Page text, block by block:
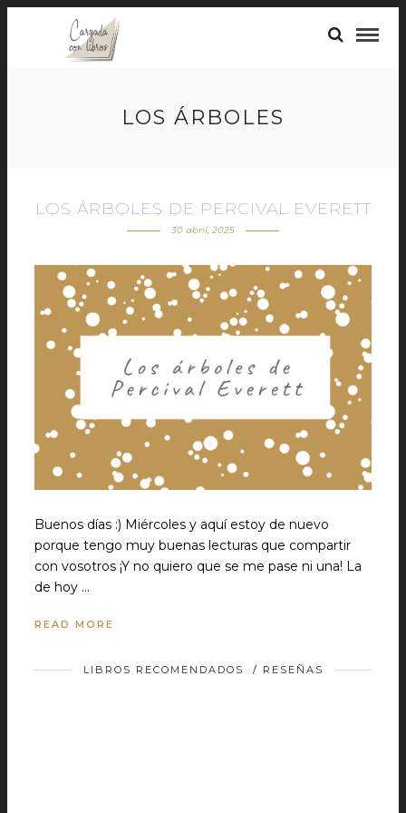
LOS ÁRBOLES
LOS ÁRBOLES DE PERCIVAL EVERETT
30 abril, 2025
Buenos días :) Miércoles y aquí estoy de nuevo
porque tengo muy buenas lecturas que compartir
con vosotros ¡Y no quiero que se me pase ni una! La
de hoy …
READ MORE
LIBROS RECOMENDADOS / RESEÑAS